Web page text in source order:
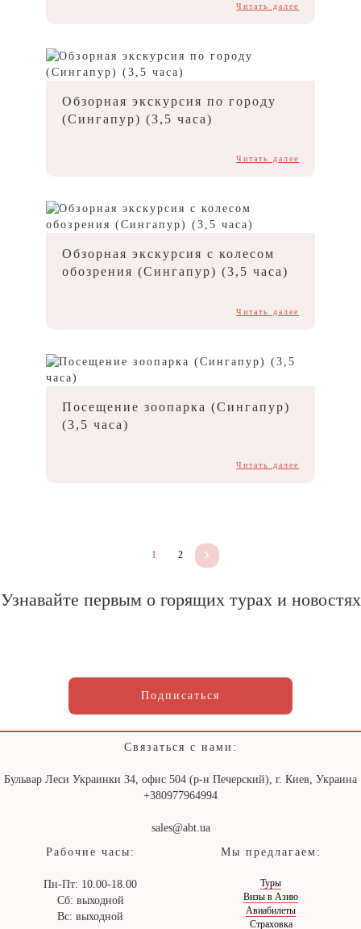
Читать далее
Обзорная экскурсия по городу
(Сингапур) (3,5 часа)
Читать далее
Обзорная экскурсия с колесом
обозрения (Сингапур) (3,5 часа)
Читать далее
Посещение зоопарка (Сингапур)
(3,5 часа)
Читать далее
1 2
Узнавайте первым о горящих турах и новостях
Подписаться
Связаться с нами:
Бульвар Леси Украинки 34, офис 504 (р-н Печерский), г. Киев, Украина
+380977964994
sales@abt.ua
Рабочие часы:
Пн-Пт: 10.00-18.00
Сб: выходной
Вс: выходной
Мы предлагаем:
Туры
Визы в Азию
Авиабилеты
Страховка